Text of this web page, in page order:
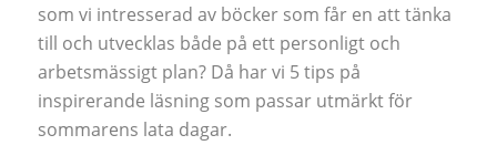
som vi intresserad av böcker som får en att tänka
till och utvecklas både på ett personligt och
arbetsmässigt plan? Då har vi 5 tips på
inspirerande läsning som passar utmärkt för
sommarens lata dagar.